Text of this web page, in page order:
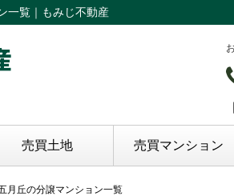
一覧｜もみじ不動産
売買土地 売買マンション
月丘の分譲マンション一覧